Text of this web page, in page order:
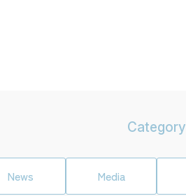
Category
News Media